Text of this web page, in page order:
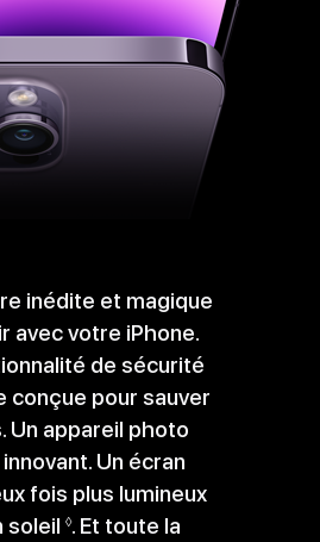
inédite et magique
avec votre iPhone.
de sécurité
conçue pour sauver
Un appareil photo
Un écran
fois plus lumineux
soleil ◊Renvoi
. Et toute la